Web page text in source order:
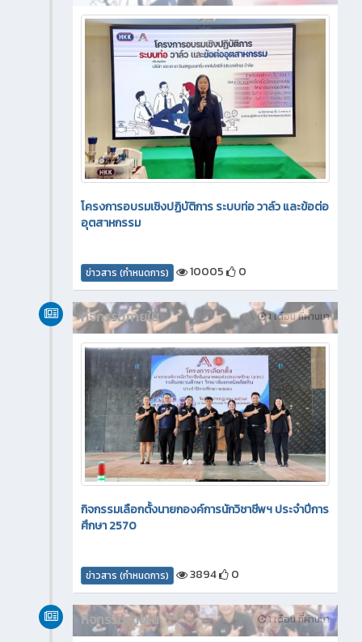
โครงการอบรมเชิงปฏิบัติการ ระบบท่อ วาล์ว และข้อต่อ
อุตสาหกรรม
ข่าวสาร (กำหนดการ) 10005 0
1 เดือน ที่ผ่านมา
กิจกรรมภายใน
กิจกรรมเลือกตั้งนายกองค์การนักวิชาชีพฯ ประจำปีการ
ศึกษา 2570
ข่าวสาร (กำหนดการ) 3894 0
1 เดือน ที่ผ่านมา
กิจกรรมภายใน